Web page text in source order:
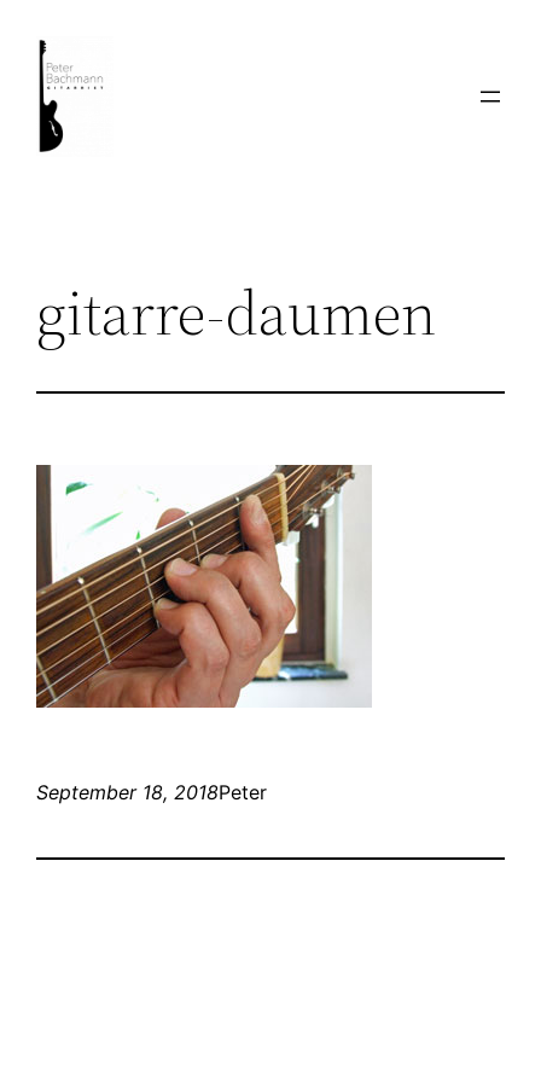
Inhalt
springen
gitarre-daumen
September 18, 2018Peter